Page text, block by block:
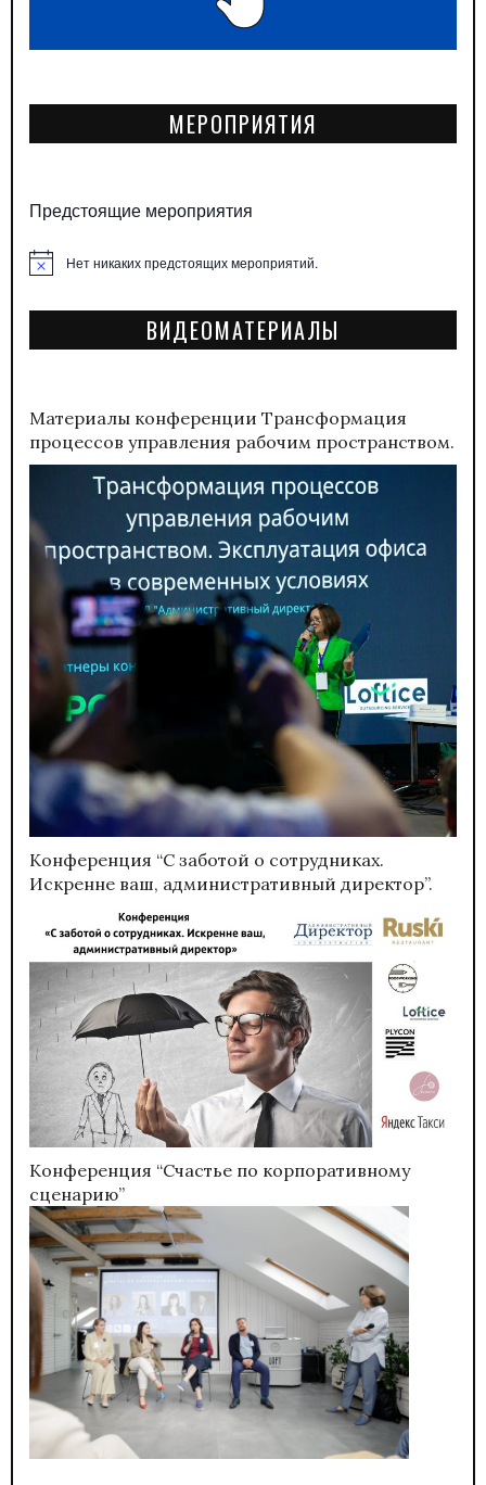
МЕРОПРИЯТИЯ
Предстоящие мероприятия
ЗаметкаНет никаких предстоящих мероприятий.
ВИДЕОМАТЕРИАЛЫ
Материалы конференции Трансформация
процессов управления рабочим пространством.
Конференция “С заботой о сотрудниках.
Искренне ваш, административный директор”.
Конференция “Счастье по корпоративному
сценарию”